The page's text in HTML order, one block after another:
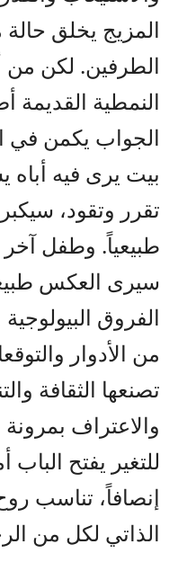
المزيج يخلق
الطرفين. لكن من
النمطية القديمة
الجواب يكمن في
بيت يرى فيه أباه
تقرر وتقود،
طبيعياً. وطفل
سيرى العكس
الفروق
من الأدوار
تصنعها الثقافة
والاعتراف بمرونة
للتغير يفتح الباب
إنصافاً، تناسب
الذاتي لكل من